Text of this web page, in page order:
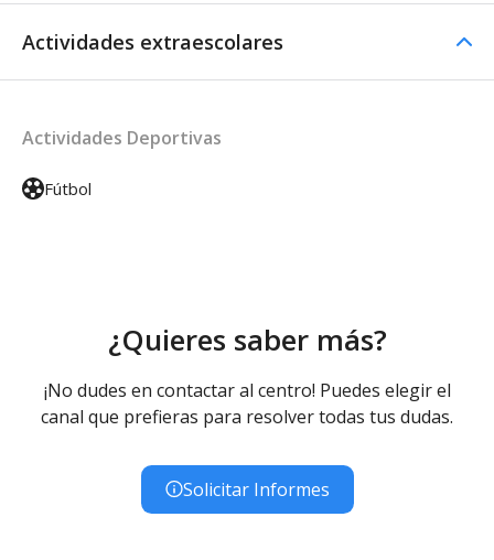
Actividades extraescolares
Actividades Deportivas
Fútbol
¿Quieres saber más?
¡No dudes en contactar al centro! Puedes elegir el
canal que prefieras para resolver todas tus dudas.
Solicitar Informes